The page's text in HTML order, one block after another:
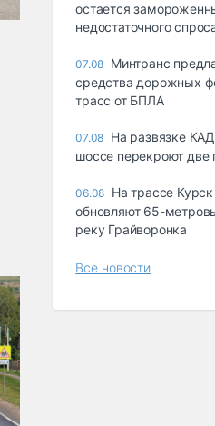
остается
недостаточного
07.08 Минтранс
средства дорожных
трасс от БПЛА
07.08 На развязке
шоссе перекроют две
06.08 На трассе
обновляют 65-
реку Грайворонка
Все новости